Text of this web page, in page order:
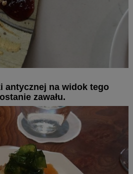
antycznej na widok tego
zawału.